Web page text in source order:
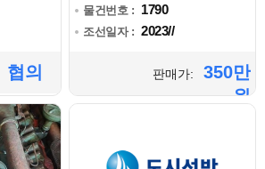
협의
물건번호 : 1790
조선일자 : 2023//
판매가:
350만
원